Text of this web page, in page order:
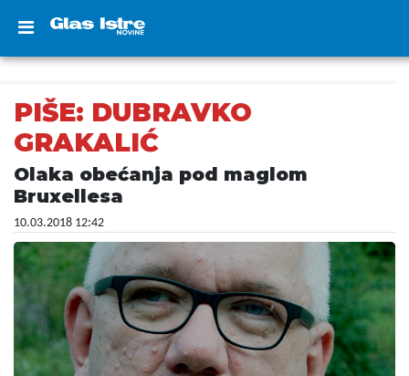
PIŠE: DUBRAVKO
GRAKALIĆ
Olaka obećanja pod maglom
Bruxellesa
10.03.2018 12:42